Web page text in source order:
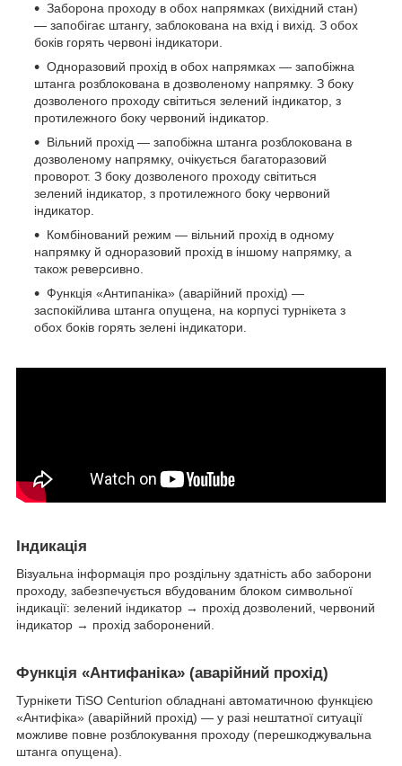
Заборона проходу в обох напрямках (вихідний стан)
— запобігає штангу, заблокована на вхід і вихід. З обох
боків горять червоні індикатори.
Одноразовий прохід в обох напрямках — запобіжна
штанга розблокована в дозволеному напрямку. З боку
дозволеного проходу світиться зелений індикатор, з
протилежного боку червоний індикатор.
Вільний прохід — запобіжна штанга розблокована в
дозволеному напрямку, очікується багаторазовий
проворот. З боку дозволеного проходу світиться
зелений індикатор, з протилежного боку червоний
індикатор.
Комбінований режим — вільний прохід в одному
напрямку й одноразовий прохід в іншому напрямку, а
також реверсивно.
Функція «Антипаніка» (аварійний прохід) —
заспокійлива штанга опущена, на корпусі турнікета з
обох боків горять зелені індикатори.
Індикація
Візуальна інформація про роздільну здатність або заборони
проходу, забезпечується вбудованим блоком символьної
індикації: зелений індикатор → прохід дозволений, червоний
індикатор → прохід заборонений.
Функція «Антифаніка» (аварійний прохід)
Турнікети TiSO Centurion обладнані автоматичною функцією
«Антифіка» (аварійний прохід) — у разі нештатної ситуації
можливе повне розблокування проходу (перешкоджувальна
штанга опущена).